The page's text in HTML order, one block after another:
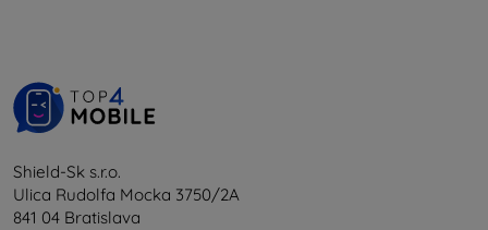
Shield-Sk s.r.o.
Ulica Rudolfa Mocka 3750/2A
841 04 Bratislava